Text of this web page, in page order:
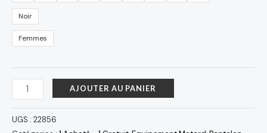
Noir
Femmes
AJOUTER AU PANIER
UGS : 22856